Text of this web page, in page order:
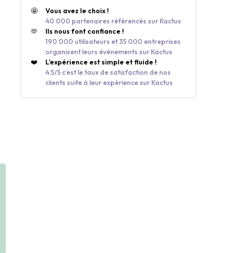
🤩
Vous avez le choix !
40 000 partenaires référencés sur Kactus
🫶
Ils nous font confiance !
190 000 utilisateurs et 35 000 entreprises
organisent leurs événements sur Kactus
❤️
L'expérience est simple et fluide !
4.5/5 c’est le taux de satisfaction de nos
clients suite à leur expérience sur Kactus